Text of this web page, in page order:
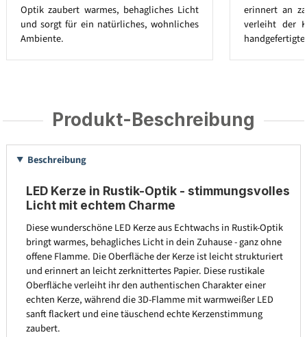
Optik zaubert warmes, behagliches Licht
und sorgt für ein natürliches, wohnliches
Ambiente.
erinnert an
verleiht der
Produkt-Beschreibung
Beschreibung
LED Kerze in Rustik-Optik - stimmungsvolles
Licht mit echtem Charme
Diese wunderschöne LED Kerze aus Echtwachs in Rustik-Optik
bringt warmes, behagliches Licht in dein Zuhause - ganz ohne
offene Flamme. Die Oberfläche der Kerze ist leicht strukturiert
und erinnert an leicht zerknittertes Papier. Diese rustikale
Oberfläche verleiht ihr den authentischen Charakter einer
echten Kerze, während die 3D-Flamme mit warmweißer LED
sanft flackert und eine täuschend echte Kerzenstimmung
zaubert.